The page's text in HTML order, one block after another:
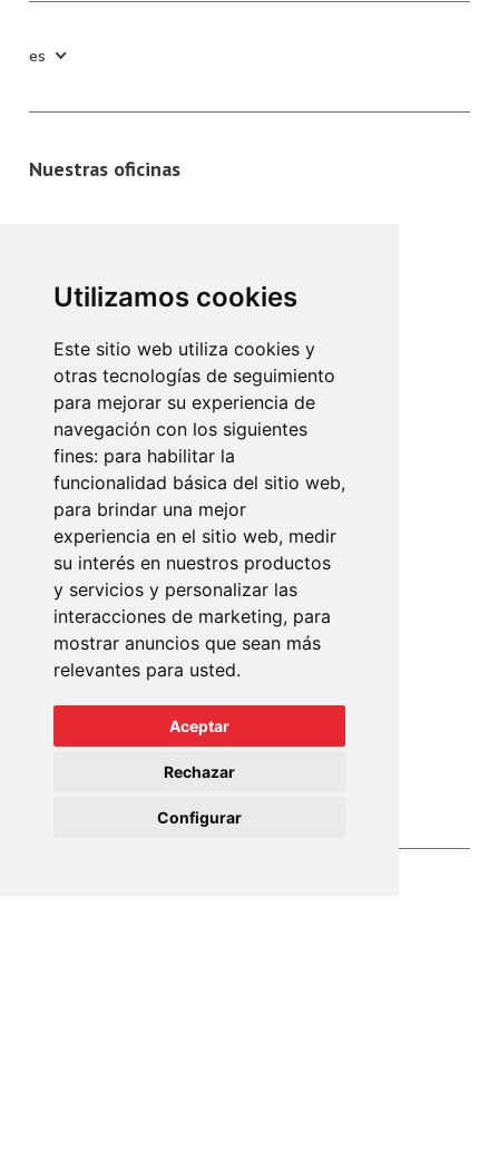
Utilizamos cookies
Este sitio web utiliza cookies y
otras tecnologías de seguimiento
para mejorar su experiencia de
navegación con los siguientes
fines: para habilitar la
funcionalidad básica del sitio web,
para brindar una mejor
experiencia en el sitio web, medir
su interés en nuestros productos
y servicios y personalizar las
interacciones de marketing, para
mostrar anuncios que sean más
relevantes para usted.
Aceptar
Rechazar
Configurar
es
Nuestras oficinas
+34 971 910 801 / 686 121 248
Plaza París, 3
07010 Palma de Mallorca
+34 971 902 011
info@mundopisos.com
Lope de Vega, 2
07013 Palma de Mallorca
info@mundopisos.com